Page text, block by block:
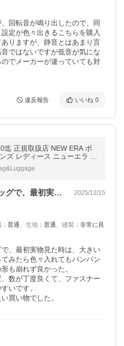
回転音が鳴り出したので、同
定が色々出きるこちらを購入
りますが、静音とはあまり言
ではないですが低音が気にな
でメーカーが違っていても対
違反報告 いいね 0
正規取扱店 NEW ERA ボ
ズ レディース ニューエラ ブ
トドア 斜めがけ 軽量 大人
縦型 A5
少し大きめのボディバッグで、最初実物見… 2025/12/15
： 普通、 生地 ： 普通、 縫製 ： 非常に良
、最初実物見た時は、大きい
みたら色々入れてもパンパン
も崩れず良かった。
数が丁度良くて、ファスナー
いです。